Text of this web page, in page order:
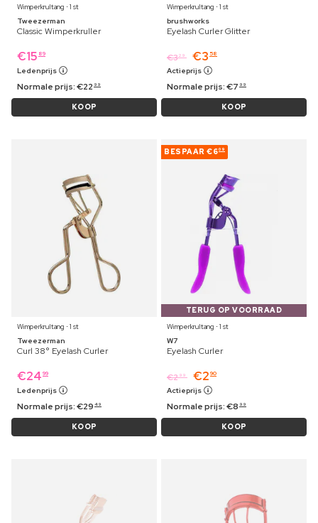
Wimperkrultang ⋅ 1 st
Tweezerman
Classic Wimperkruller
€15 89
Ledenprijs
Normale prijs:€22 99
KOOP
Wimperkrultang ⋅ 1 st
brushworks
Eyelash Curler Glitter
€329 €3 58
Actieprijs
Normale prijs:€7 99
KOOP
Wimperkrultang ⋅ 1 st
Tweezerman
Curl 38° Eyelash Curler
€24 99
Ledenprijs
Normale prijs:€29 49
KOOP
BESPAAR €609
TERUG OP VOORRAAD
Wimperkrultang ⋅ 1 st
W7
Eyelash Curler
€2 99 €2 90
Actieprijs
Normale prijs:€8 99
KOOP